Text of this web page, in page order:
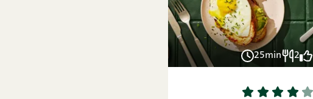
25min 2
1 2 3 4 5